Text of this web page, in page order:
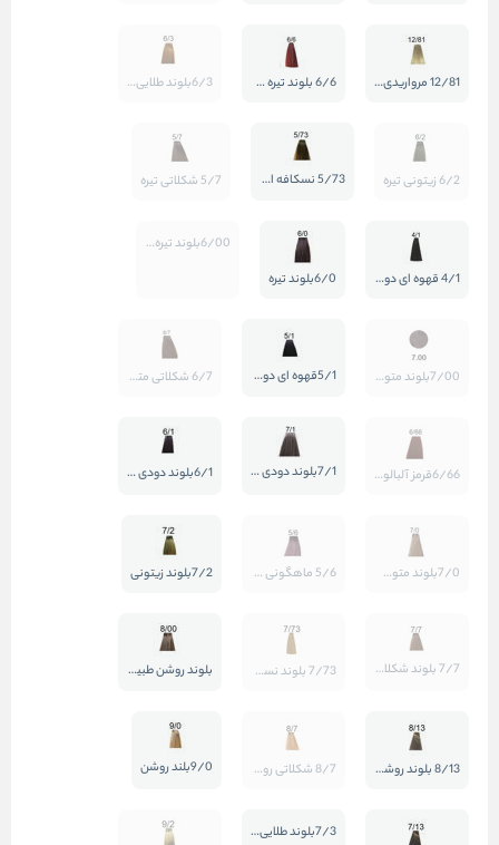
12/81 مرواریدی سوپر بلوند 6/6 بلوند تیره ماهگونی قرمز 6/3بلوند طلایی تیره
6/2 زیتونی تیره 5/73 نسکافه ای تیره 5/7 شکلاتی تیره
4/1 قهوه ای دودی 6/0بلوند تیره
6/00بلوند تیره طبیعی قوی
7/00بلوند متوسط طبیعی قوی 5/1قهوه ای دودی روشن 6/7 شکلاتی متوسط
6/66قرمز آلبالویی متوسط 7/1بلوند دودی متوسط 6/1بلوند دودی تیره
7/0بلوند متوسط 5/6 ماهگونی قرمز تیره 7/2بلوند زیتونی
7/7 بلوند شکلاتی 7/73 بلوند نسکافه ای بلوند روشن طبیعی قوی8/00
8/13 بلوند روشن شامپاینی 8/7 شکلاتی روشن 9/0بلند روشن
7/3بلوند طلایی متوسط